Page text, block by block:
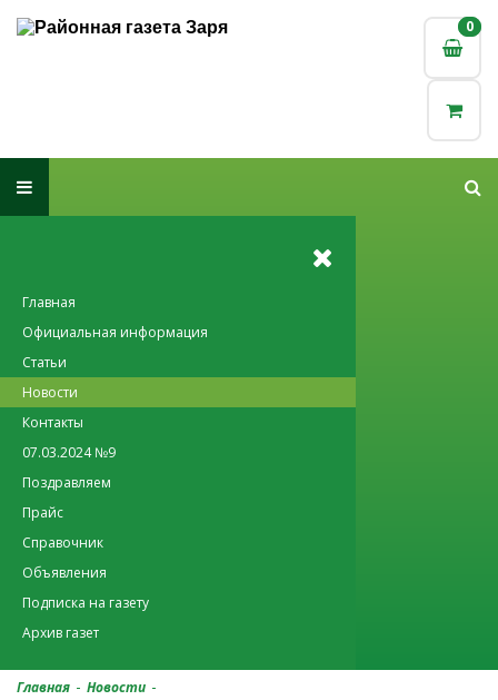
0
0
Главная
Официальная информация
Статьи
Новости
Контакты
07.03.2024 №9
Поздравляем
Прайс
Справочник
Объявления
Подписка на газету
Архив газет
Главная - Новости -